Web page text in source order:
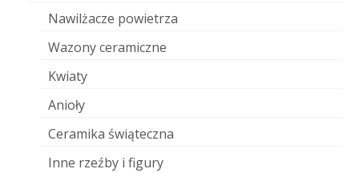
Nawilżacze powietrza
Wazony ceramiczne
Kwiaty
Anioły
Ceramika świąteczna
Inne rzeźby i figury